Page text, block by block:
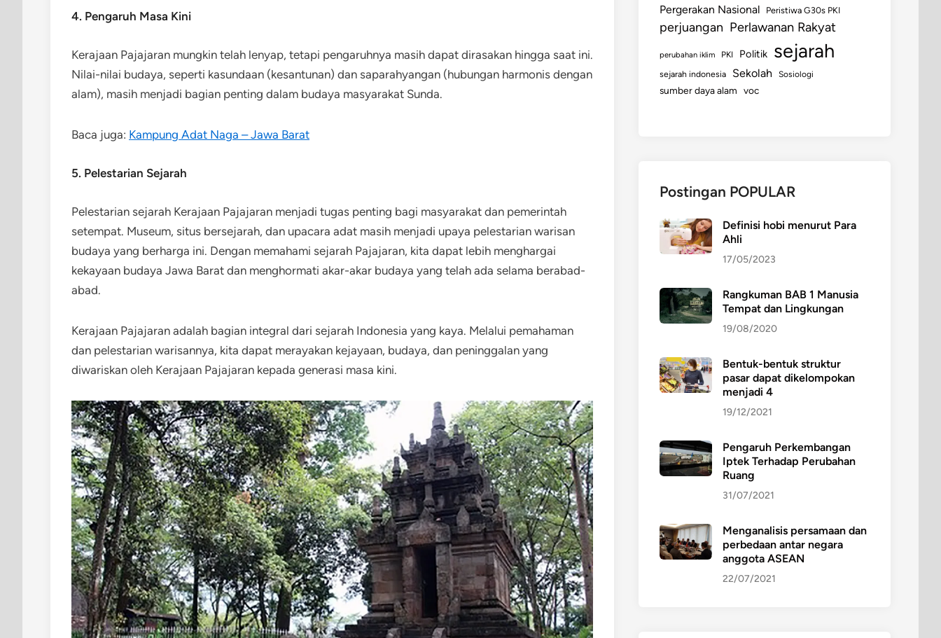
4. Pengaruh Masa Kini
Kerajaan Pajajaran mungkin telah lenyap, tetapi pengaruhnya masih dapat dirasakan hingga saat ini.
Nilai-nilai budaya, seperti kasundaan (kesantunan) dan saparahyangan (hubungan harmonis dengan
alam), masih menjadi bagian penting dalam budaya masyarakat Sunda.
Baca juga: Kampung Adat Naga – Jawa Barat
5. Pelestarian Sejarah
Pelestarian sejarah Kerajaan Pajajaran menjadi tugas penting bagi masyarakat dan pemerintah
setempat. Museum, situs bersejarah, dan upacara adat masih menjadi upaya pelestarian warisan
budaya yang berharga ini. Dengan memahami sejarah Pajajaran, kita dapat lebih menghargai
kekayaan budaya Jawa Barat dan menghormati akar-akar budaya yang telah ada selama berabad-
abad.
Kerajaan Pajajaran adalah bagian integral dari sejarah Indonesia yang kaya. Melalui pemahaman
dan pelestarian warisannya, kita dapat merayakan kejayaan, budaya, dan peninggalan yang
diwariskan oleh Kerajaan Pajajaran kepada generasi masa kini.
Pergerakan Nasional Peristiwa G30s PKI
perjuangan Perlawanan Rakyat
perubahan iklim PKI Politik sejarah
sejarah indonesia Sekolah Sosiologi
sumber daya alam voc
Postingan POPULAR
Definisi hobi menurut Para
Ahli
17/05/2023
Rangkuman BAB 1 Manusia
Tempat dan Lingkungan
19/08/2020
Bentuk-bentuk struktur
pasar dapat dikelompokan
menjadi 4
19/12/2021
Pengaruh Perkembangan
Iptek Terhadap Perubahan
Ruang
31/07/2021
Menganalisis persamaan dan
perbedaan antar negara
anggota ASEAN
22/07/2021